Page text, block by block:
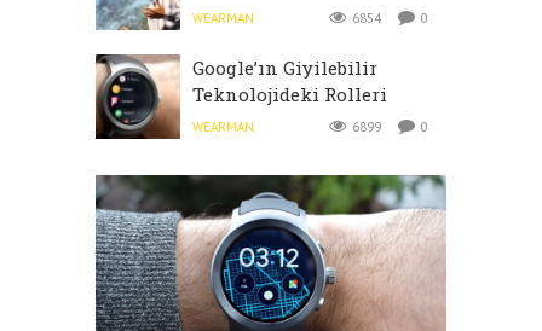
WEARMAN 6854 0
Google’ın Giyilebilir
Teknolojideki Rolleri
WEARMAN 6899 0